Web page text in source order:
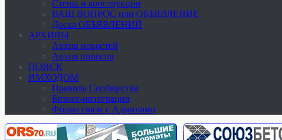
Стены и конструкции
ВАШ ВОПРОС или ОБЪЯВЛЕНИЕ
Доска ОБЪЯВЛЕНИЙ
АРХИВЫ
Архив новостей
Архив опросов
ПОИСК
ИМХОДОМ
Правила Сообщества
Бизнес-интеграция
Форма связи с Админами